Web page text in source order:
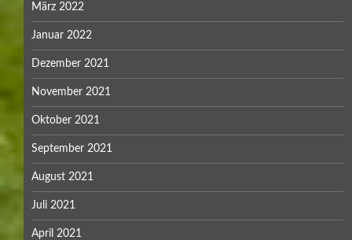
März 2022
Januar 2022
Dezember 2021
November 2021
Oktober 2021
September 2021
August 2021
Juli 2021
April 2021